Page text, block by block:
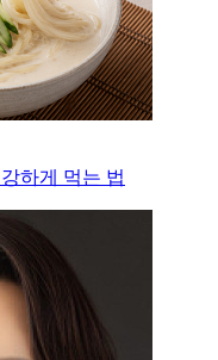
하게 먹는 법